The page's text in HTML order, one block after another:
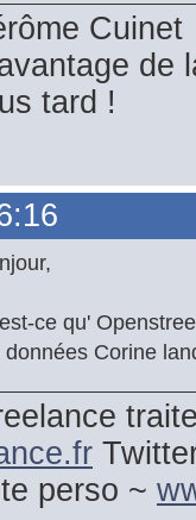
Cuinet
de
tard !
ce qu'
données Corine
perso ~